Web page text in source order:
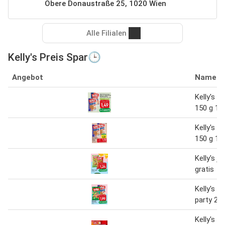
Obere Donaustraße 25, 1020 Wien
Alle Filialen
Kelly's Preis Spar🕒
Angebot Name
Kelly's
150 g
Kelly's
150 g
Kelly's
gratis
Kelly's
party
Kelly's